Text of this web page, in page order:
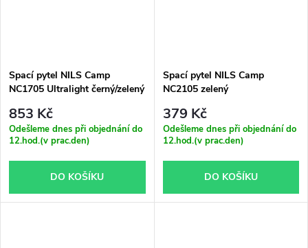
Spací pytel NILS Camp
NC1705 Ultralight černý/zelený
853 Kč
Odešleme dnes při objednání do
12.hod.(v prac.den)
DO KOŠÍKU
Spací pytel NILS Camp
NC2105 zelený
379 Kč
Odešleme dnes při objednání do
12.hod.(v prac.den)
DO KOŠÍKU